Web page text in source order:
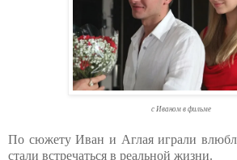
с Иваном в фильме
По сюжету Иван и Аглая играли
стали встречаться в реальной жизни.